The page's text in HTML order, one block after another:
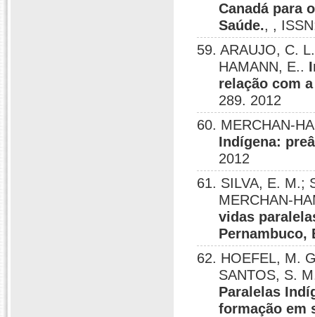
Canadá para
Saúde., ,
59. ARAUJO, C.
HAMANN, E..
relação com
289. 2012
60. MERCHAN-
Indígena:
2012
61. SILVA, E. M.;
MERCHAN-
vidas
Pernambuco,
62. HOEFEL, M.
SANTOS, S.
Paralelas
formação em